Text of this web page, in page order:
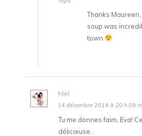
Thanks
soup was
town
Mel
14 décembre 2014 à 20 h 09
Tu me donnes faim, Eva!
délicieuse.